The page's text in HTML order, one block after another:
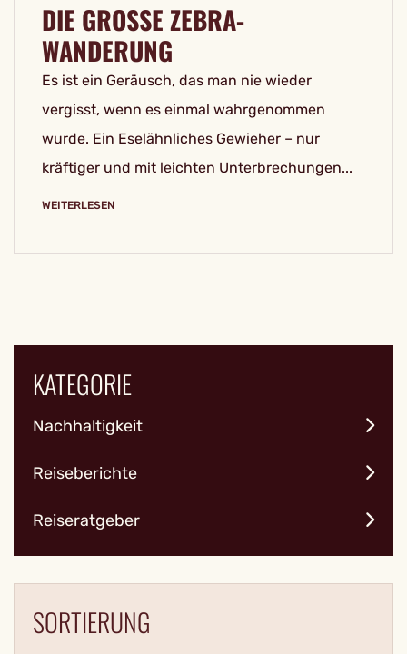
DIE GROSSE ZEBRA-W
ANDERUNG
Es ist ein Geräusch, das man nie wieder
vergisst, wenn es einmal wahrgenommen
wurde. Ein Eselähnliches Gewieher – nur
kräftiger und mit leichten Unterbrechungen...
WEITERLESEN
KATEGORIE
Nachhaltigkeit
Reiseberichte
Reiseratgeber
SORTIERUNG